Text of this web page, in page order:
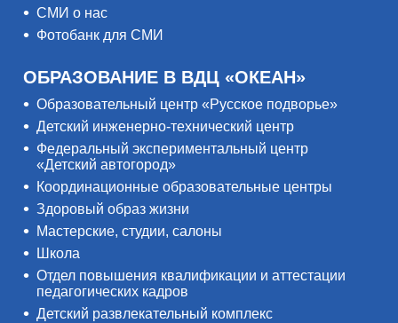
СМИ о нас
Фотобанк для СМИ
ОБРАЗОВАНИЕ В ВДЦ «ОКЕАН»
Образовательный центр «Русское подворье»
Детский инженерно-технический центр
Федеральный экспериментальный центр
«Детский автогород»
Координационные образовательные центры
Здоровый образ жизни
Мастерские, студии, салоны
Школа
Отдел повышения квалификации и аттестации
педагогических кадров
Детский развлекательный комплекс